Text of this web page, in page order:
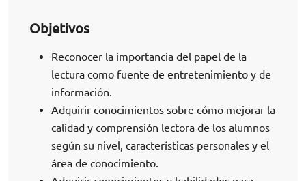
Objetivos
Reconocer la importancia del papel de la
lectura como fuente de entretenimiento y de
información.
Adquirir conocimientos sobre cómo mejorar la
calidad y comprensión lectora de los alumnos
según su nivel, características personales y el
área de conocimiento.